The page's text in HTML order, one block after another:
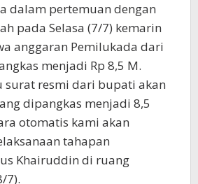
dalam pertemuan dengan
pada Selasa (7/7) kemarin
anggaran Pemilukada dari
menjadi Rp 8,5 M.
surat resmi dari bupati akan
dipangkas menjadi 8,5
otomatis kami akan
tahapan
Khairuddin di ruang
7).